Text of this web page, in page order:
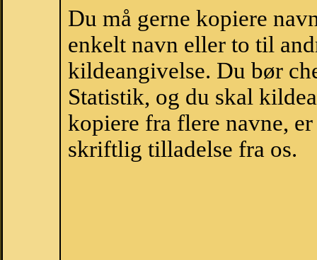
Du må gerne kopiere
enkelt navn eller to til
kildeangivelse. Du bør
Statistik, og du skal
kopiere fra flere navne,
skriftlig tilladelse fra os.